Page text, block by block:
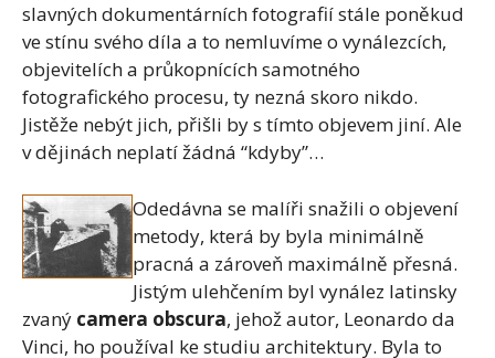
slavných dokumentárních fotografií stále poněkud
ve stínu svého díla a to nemluvíme o vynálezcích,
objevitelích a průkopnících samotného
fotografického procesu, ty nezná skoro nikdo.
Jistěže nebýt jich, přišli by s tímto objevem jiní. Ale
v dějinách neplatí žádná “kdyby”…
Odedávna se malíři snažili o objevení
metody, která by byla minimálně
pracná a zároveň maximálně přesná.
Jistým ulehčením byl vynález latinsky
zvaný camera obscura, jehož autor, Leonardo da
Vinci, ho používal ke studiu architektury. Byla to